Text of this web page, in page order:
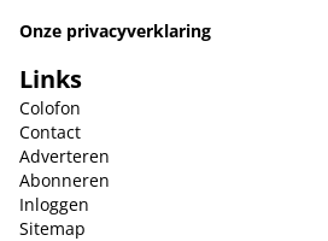
Onze privacyverklaring
Links
Colofon
Contact
Adverteren
Abonneren
Inloggen
Sitemap